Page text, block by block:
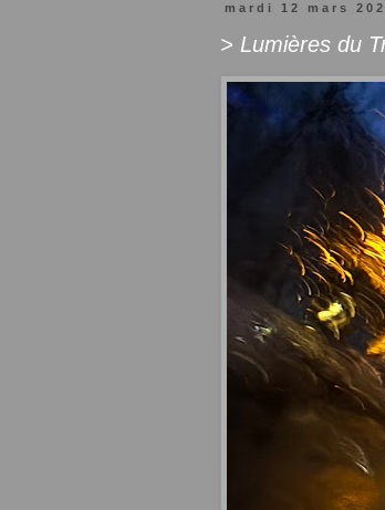
mardi 12 mars
> Lumières du